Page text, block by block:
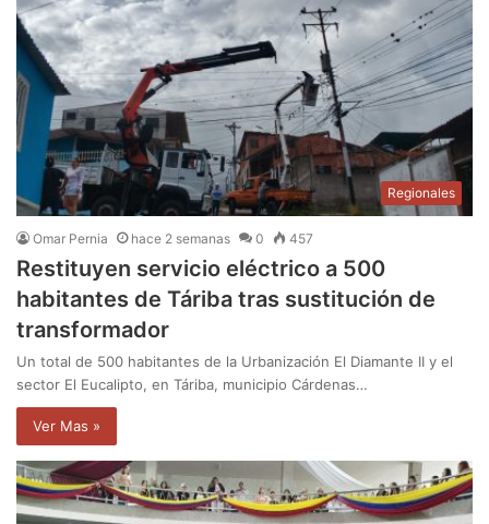
Regionales
Omar Pernia hace 2 semanas 0 457
Restituyen servicio eléctrico a 500
habitantes de Táriba tras sustitución de
transformador
Un total de 500 habitantes de la Urbanización El Diamante II y el
sector El Eucalipto, en Táriba, municipio Cárdenas…
Ver Mas »